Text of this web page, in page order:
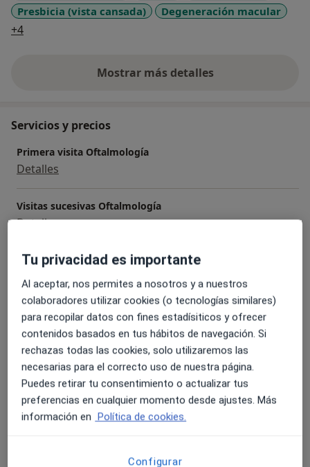
Presbicia (vista cansada)
Degeneración macular
+4a11y_sr_more_diseases
Mostrar más detalles
sobre la experiencia
Servicios y precios
Primera visita Oftalmología
Detalles
Visitas sucesivas Oftalmología
Detalles
Angiofluoresceingrafía
Detalles
Campimetria computerizada
Detalles
Cirugía de Chalazion
Detalles
+ 9 servicios
¿Cómo funcionan los precios?
Tu privacidad es importante
Al aceptar, nos permites a nosotros y a nuestros
colaboradores utilizar cookies (o tecnologías similares)
para recopilar datos con fines estadísiticos y ofrecer
contenidos basados en tus hábitos de navegación. Si
rechazas todas las cookies, solo utilizaremos las
necesarias para el correcto uso de nuestra página.
Puedes retirar tu consentimiento o actualizar tus
preferencias en cualquier momento desde ajustes. Más
información en Política de cookies.
Configurar